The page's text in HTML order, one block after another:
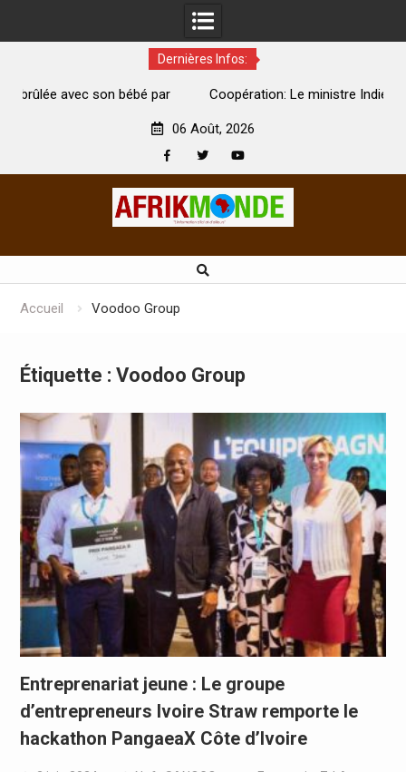
Dernières Infos:
Coopération: Le ministre Indien Kirti Vardhan Singh à
06 Août, 2026
Accueil Voodoo Group
Étiquette : Voodoo Group
Entreprenariat jeune : Le groupe
d’entrepreneurs Ivoire Straw remporte le
hackathon PangaeaX Côte d’Ivoire